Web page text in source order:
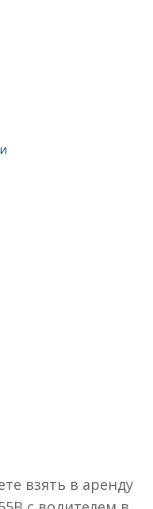
взять в аренду